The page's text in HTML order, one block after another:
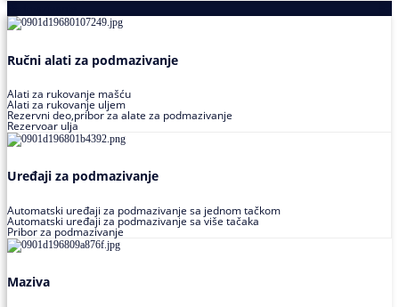
Ručni alati za podmazivanje
Alati za rukovanje mašću
Alati za rukovanje uljem
Rezervni deo,pribor za alate za podmazivanje
Rezervoar ulja
Uređaji za podmazivanje
Automatski uređaji za podmazivanje sa jednom tačkom
Automatski uređaji za podmazivanje sa više tačaka
Pribor za podmazivanje
Maziva